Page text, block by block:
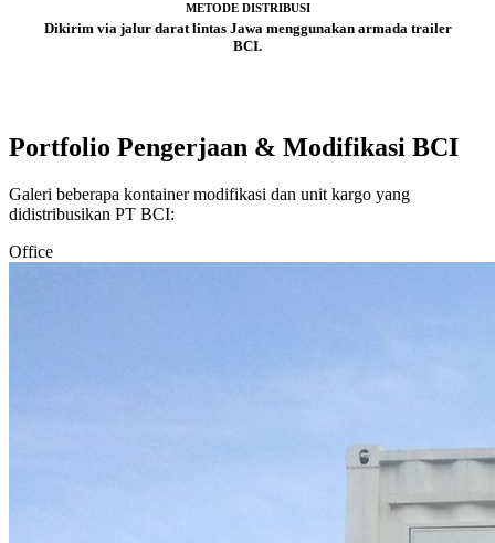
METODE DISTRIBUSI
Dikirim via jalur darat lintas Jawa menggunakan armada trailer
BCI.
Portfolio Pengerjaan & Modifikasi BCI
Galeri beberapa kontainer modifikasi dan unit kargo yang
didistribusikan PT BCI:
Office